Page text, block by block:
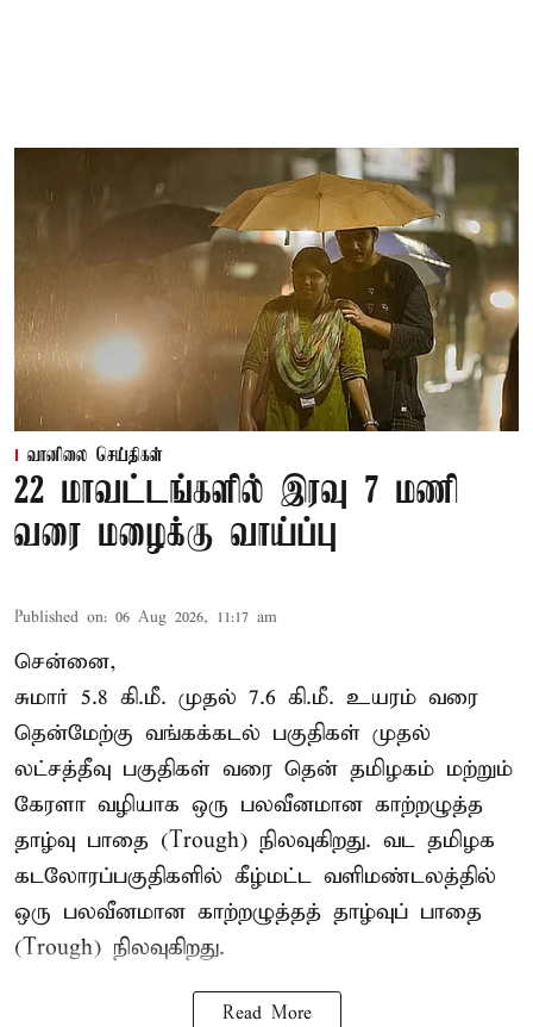
வானிலை செய்திகள்
22 மாவட்டங்களில் இரவு 7 மணி
வரை மழைக்கு வாய்ப்பு
Published on: 06 Aug 2026, 11:17 am
சென்னை,
சுமார் 5.8 கி.மீ. முதல் 7.6 கி.மீ. உயரம் வரை
தென்மேற்கு வங்கக்கடல் பகுதிகள் முதல்
லட்சத்தீவு பகுதிகள் வரை தென் தமிழகம் மற்றும்
கேரளா வழியாக ஒரு பலவீனமான காற்றழுத்த
தாழ்வு பாதை (Trough) நிலவுகிறது. வட தமிழக
கடலோரப்பகுதிகளில் கீழ்மட்ட வளிமண்டலத்தில்
ஒரு பலவீனமான காற்றழுத்தத் தாழ்வுப் பாதை
(Trough) நிலவுகிறது.
Read More